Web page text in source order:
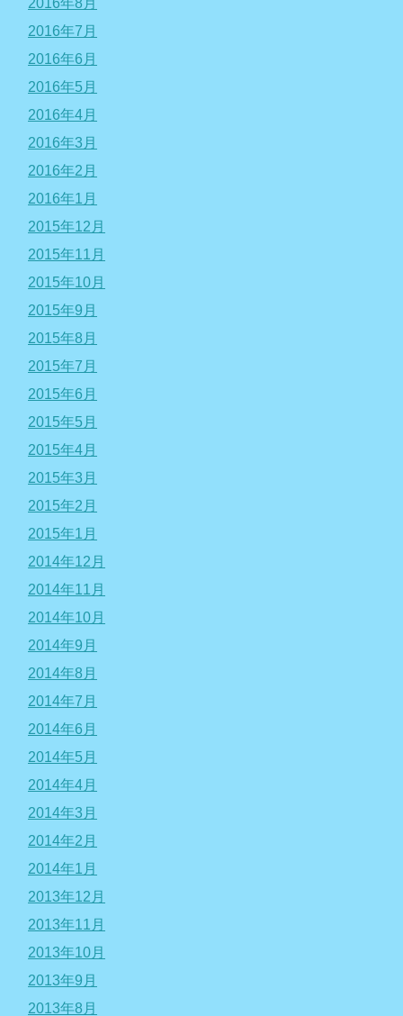
2016年8月
2016年7月
2016年6月
2016年5月
2016年4月
2016年3月
2016年2月
2016年1月
2015年12月
2015年11月
2015年10月
2015年9月
2015年8月
2015年7月
2015年6月
2015年5月
2015年4月
2015年3月
2015年2月
2015年1月
2014年12月
2014年11月
2014年10月
2014年9月
2014年8月
2014年7月
2014年6月
2014年5月
2014年4月
2014年3月
2014年2月
2014年1月
2013年12月
2013年11月
2013年10月
2013年9月
2013年8月